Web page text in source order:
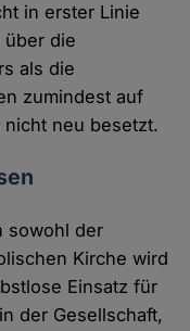
in erster Linie
die
als die
zumindest auf
neu besetzt.
sowohl der
Kirche wird
Einsatz für
der Gesellschaft,